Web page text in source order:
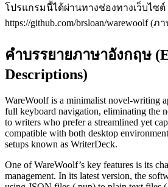
โปรแกรมนี้ได้ผ่านทางช่องทางเว็บไซต์
https://github.com/brsloan/warewoolf (
คำบรรยายภาษาอังกฤษ
Descriptions)
WareWoolf is a minimalist novel-writing
full keyboard navigation, eliminating the
to writers who prefer a streamlined yet
compatible with both desktop
setups known as WriterDeck.
One of WareWoolf’s key features is its
management. In its latest version, the